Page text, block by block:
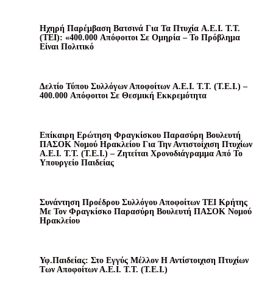
Ηχηρή Παρέμβαση Βατσινά Για Τα Πτυχία A.E.I. T.T.
(ΤΕΙ): «400.000 Απόφοιτοι Σε Ομηρία – Το Πρόβλημα
Είναι Πολιτικό
Δελτίο Τύπου Συλλόγων Αποφοίτων A.E.I. T.T. (Τ.Ε.Ι.) –
400.000 Απόφοιτοι Σε Θεσμική Εκκρεμότητα
Επίκαιρη Ερώτηση Φραγκίσκου Παρασύρη Βουλευτή
ΠΑΣΟΚ Νομού Ηρακλείου Για Την Αντιστοίχιση Πτυχίων
Α.Ε.Ι. Τ.Τ. (Τ.Ε.Ι.) – Ζητείται Χρονοδιάγραμμα Από Το
Υπουργείο Παιδείας
Συνάντηση Προέδρου Συλλόγου Αποφοίτων ΤΕΙ Κρήτης
Με Τον Φραγκίσκο Παρασύρη Βουλευτή ΠΑΣΟΚ Νομού
Ηρακλείου
Υφ.Παιδείας: Στο Εγγύς Μέλλον Η Αντίστοιχιση Πτυχίων
Των Αποφοίτων Α.Ε.Ι. Τ.Τ. (Τ.Ε.Ι.)